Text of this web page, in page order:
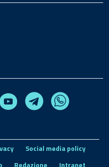
Youtube TelegramWhatsapp
Social media policy
Redazione Intranet